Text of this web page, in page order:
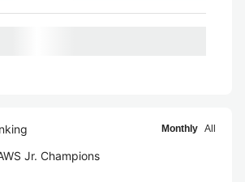
Monthly All
Jr. Champions